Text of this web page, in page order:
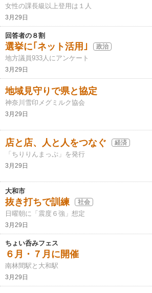
女性の課長級以上登用は１人
3月29日
回答者の８割
選挙に｢ネット活用｣ 政治
地方議員933人にアンケート
3月29日
地域見守りで県と協定
神奈川雪印メグミルク協会
3月29日
店と店、人と人をつなぐ 経済
「ちりりんまっぷ」を発行
3月29日
大和市
抜き打ちで訓練 社会
日曜朝に「震度６強」想定
3月29日
ちょい呑みフェス
６月・７月に開催
南林間駅と大和駅
3月29日